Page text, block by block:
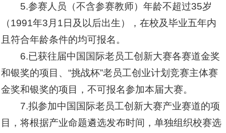
5.参赛人员（不含参赛教师）年龄不超过35岁
（1991年3月1日及以后出生），在校及毕业五年内
且符合年龄条件的均可报名。
6.已获往届中国国际老员工创新大赛各赛道金奖
和银奖的项目、“挑战杯”老员工创业计划竞赛主体赛
金奖和银奖的项目，不可报名参加本届大赛。
7.拟参加中国国际老员工创新大赛产业赛道的项
目，将根据产业命题遴选发布时间，单独组织校赛选